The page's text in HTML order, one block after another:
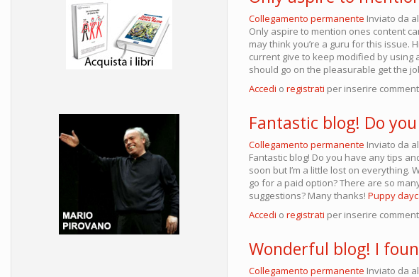
Collegamento permanente Inviato da
Only aspire to mention ones content
may think you’re a guru for this issue.
current give to keep modified by
should go on the pleasurable get the
Accedi o registrati per inserire
Fantastic blog! Do
Collegamento permanente Inviato da
Fantastic blog! Do you have any tips
soon but I’m a little lost on
go for a paid option? There are so
suggestions? Many thanks! Puppy
Accedi o registrati per inserire
Wonderful blog! I
Collegamento permanente Inviato da